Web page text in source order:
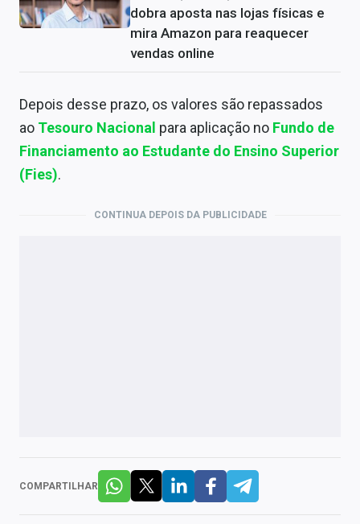
dobra aposta nas lojas físicas e
mira Amazon para reaquecer
vendas online
Depois desse prazo, os valores são repassados
ao Tesouro Nacional para aplicação no Fundo de
Financiamento ao Estudante do Ensino Superior
(Fies).​​​​
CONTINUA DEPOIS DA PUBLICIDADE
COMPARTILHAR